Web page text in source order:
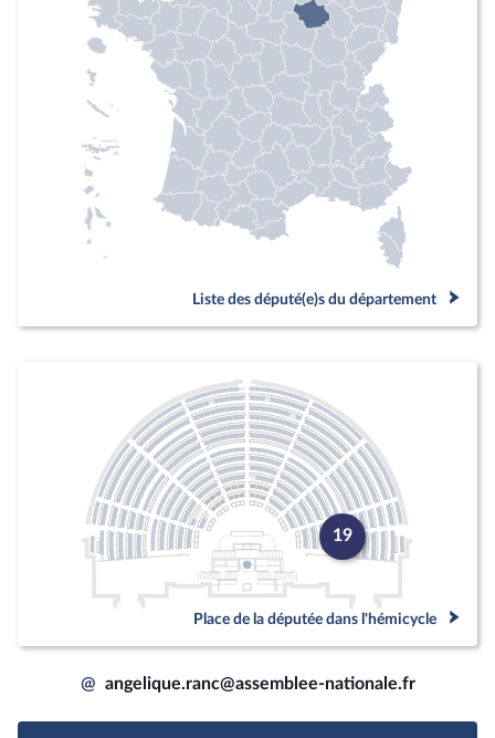
Liste des député(e)s du département
19
Place de la députée dans l'hémicycle
@ angelique.ranc@assemblee-nationale.fr